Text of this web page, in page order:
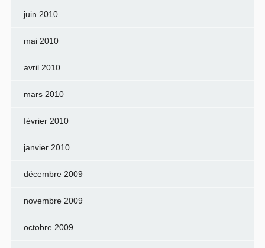
juin 2010
mai 2010
avril 2010
mars 2010
février 2010
janvier 2010
décembre 2009
novembre 2009
octobre 2009